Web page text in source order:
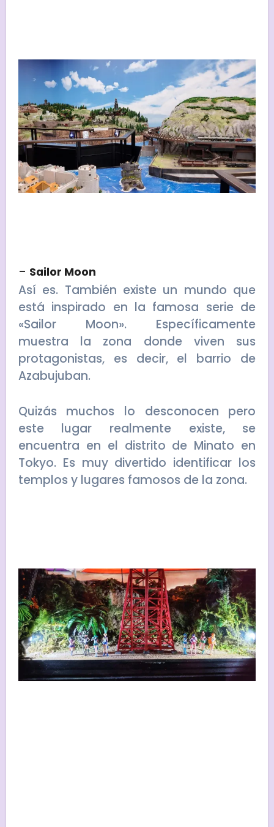
– Sailor Moon
Así es. También existe un mundo que
está inspirado en la famosa serie de
«Sailor Moon». Específicamente
muestra la zona donde viven sus
protagonistas, es decir, el barrio de
Azabujuban.
Quizás muchos lo desconocen pero
este lugar realmente existe, se
encuentra en el distrito de Minato en
Tokyo. Es muy divertido identificar los
templos y lugares famosos de la zona.